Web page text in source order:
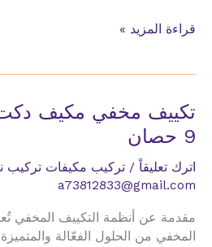
تكييف
تركيب
مكيفات
10
طن
قراءة المزيد »
تكييف مخفي مكيف
9 حصان
اترك تعليقاً / تركيب مكيفات تركيب
a73812833@gmail.com
مقدمة عن أنظمة التكييف المخفي
المخفي من الحلول الفعّالة